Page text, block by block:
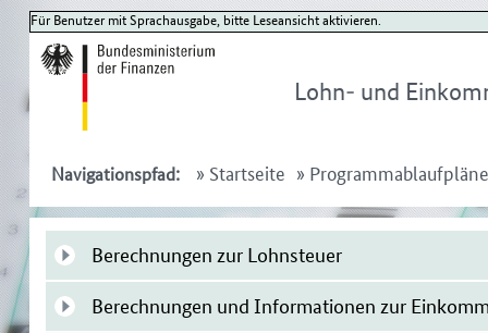
Für Benutzer mit Sprachausgabe, bitte Leseansicht aktivieren.
Lohn- und
Navigationspfad: » Startseite » Programmablaufpläne
Berechnungen zur Lohnsteuer
Berechnungen und Informationen zur